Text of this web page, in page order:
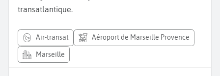
transatlantique.
air-transat Aéroport de Marseille Provence
Marseille